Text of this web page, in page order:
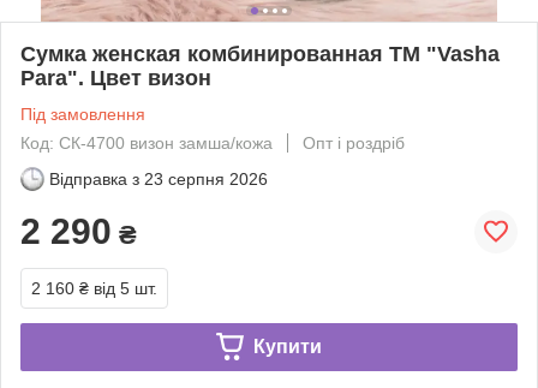
Сумка женская комбинированная ТМ "Vasha
Para". Цвет визон
Під замовлення
Код: СК-4700 визон замша/кожа
Опт і роздріб
Відправка з 23 серпня 2026
2 290 ₴
2 160 ₴ від 5 шт.
Купити